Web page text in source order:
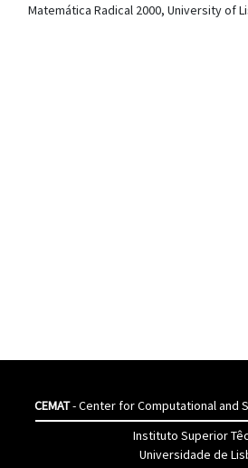
Matemática Radical 2000, University of
CEMAT- Center for Computational and
Instituto Superior
Universidade de